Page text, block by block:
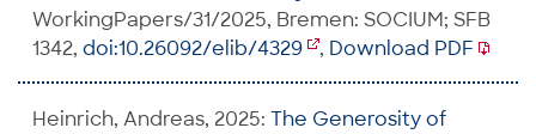
WorkingPapers/31/2025, Bremen: SOCIUM; SFB
1342, doi:10.26092/elib/4329 , Download PDF
Heinrich, Andreas, 2025: The Generosity of